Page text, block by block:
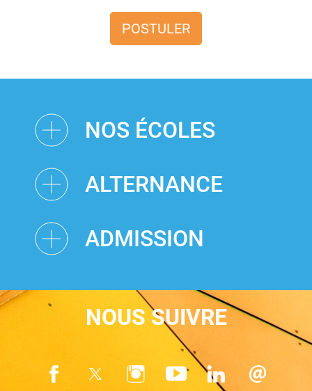
POSTULER
NOS ÉCOLES
ALTERNANCE
ADMISSION
NOUS SUIVRE